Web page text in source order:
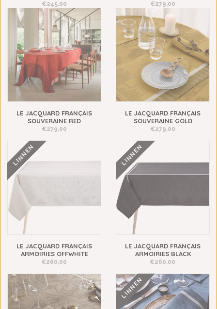
€245,00 €279,00
LE JACQUARD FRANÇAIS
SOUVERAINE RED
€279,00
LE JACQUARD FRANÇAIS
SOUVERAINE GOLD
€279,00
LINNEN
LE JACQUARD FRANÇAIS
ARMOIRIES OFFWHITE
€260,00
LINNEN
LE JACQUARD FRANÇAIS
ARMOIRIES BLACK
€260,00
LINNEN